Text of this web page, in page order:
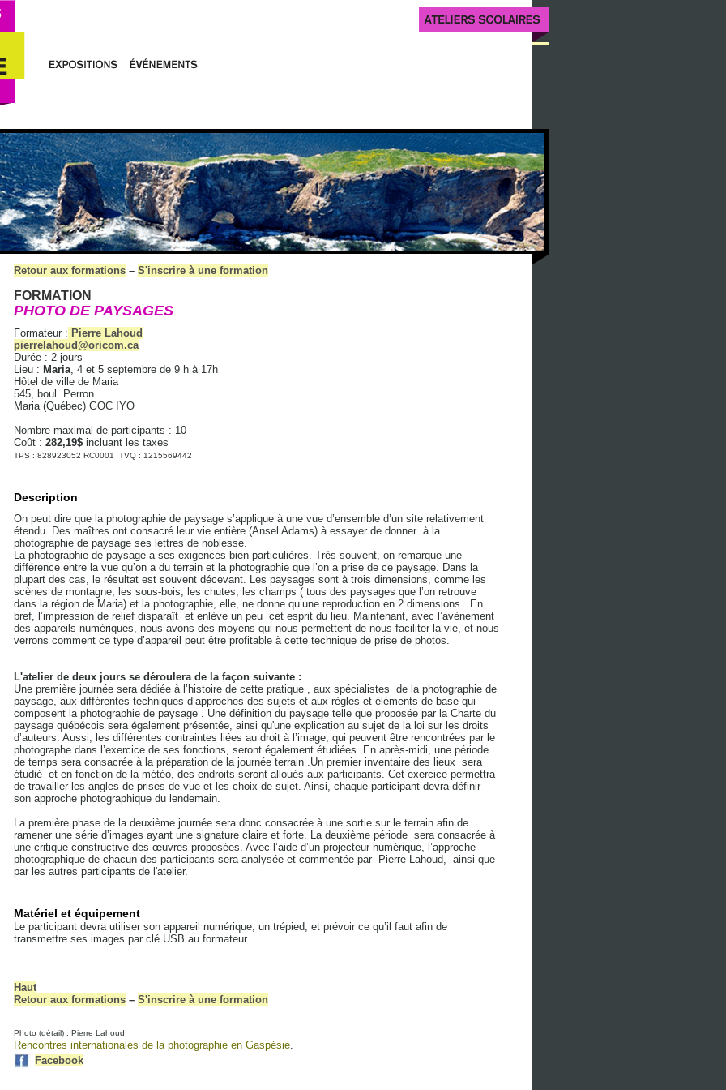
Retour aux formations – S'inscrire à une formation
FORMATION
PHOTO DE PAYSAGES
Formateur : Pierre Lahoud
pierrelahoud@oricom.ca
Durée : 2 jours
Lieu : Maria, 4 et 5 septembre de 9 h à 17h
Hôtel de ville de Maria
545, boul. Perron
Maria (Québec) GOC IYO
Nombre maximal de participants : 10
Coût : 282,19$ incluant les taxes
TPS : 828923052 RC0001 TVQ : 1215569442
Description
On peut dire que la photographie de paysage s’applique à une vue d’ensemble d’un site relativement
étendu .Des maîtres ont consacré leur vie entière (Ansel Adams) à essayer de donner à la
photographie de paysage ses lettres de noblesse.
La photographie de paysage a ses exigences bien particulières. Très souvent, on remarque une
différence entre la vue qu’on a du terrain et la photographie que l’on a prise de ce paysage. Dans la
plupart des cas, le résultat est souvent décevant. Les paysages sont à trois dimensions, comme les
scènes de montagne, les sous-bois, les chutes, les champs ( tous des paysages que l’on retrouve
dans la région de Maria) et la photographie, elle, ne donne qu’une reproduction en 2 dimensions . En
bref, l’impression de relief disparaît et enlève un peu cet esprit du lieu. Maintenant, avec l’avènement
des appareils numériques, nous avons des moyens qui nous permettent de nous faciliter la vie, et nous
verrons comment ce type d’appareil peut être profitable à cette technique de prise de photos.
L'atelier de deux jours se déroulera de la façon suivante :
Une première journée sera dédiée à l’histoire de cette pratique , aux spécialistes de la photographie de
paysage, aux différentes techniques d’approches des sujets et aux règles et éléments de base qui
composent la photographie de paysage . Une définition du paysage telle que proposée par la Charte du
paysage québécois sera également présentée, ainsi qu'une explication au sujet de la loi sur les droits
d’auteurs. Aussi, les différentes contraintes liées au droit à l’image, qui peuvent être rencontrées par le
photographe dans l’exercice de ses fonctions, seront également étudiées. En après-midi, une période
de temps sera consacrée à la préparation de la journée terrain .Un premier inventaire des lieux sera
étudié et en fonction de la météo, des endroits seront alloués aux participants. Cet exercice permettra
de travailler les angles de prises de vue et les choix de sujet. Ainsi, chaque participant devra définir
son approche photographique du lendemain.
La première phase de la deuxième journée sera donc consacrée à une sortie sur le terrain afin de
ramener une série d’images ayant une signature claire et forte. La deuxième période sera consacrée à
une critique constructive des œuvres proposées. Avec l’aide d’un projecteur numérique, l’approche
photographique de chacun des participants sera analysée et commentée par Pierre Lahoud, ainsi que
par les autres participants de l'atelier.
Matériel et équipement
Le participant devra utiliser son appareil numérique, un trépied, et prévoir ce qu’il faut afin de
transmettre ses images par clé USB au formateur.
Haut
Retour aux formations – S'inscrire à une formation
Photo (détail) : Pierre Lahoud
Rencontres internationales de la photographie en Gaspésie.
Facebook